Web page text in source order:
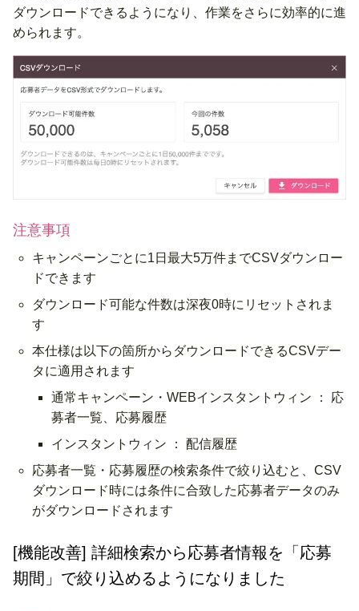
ダウンロードできるようになり、作業をさらに効率的に進
められます。
注意事項
キャンペーンごとに1日 最大5万件までCSVダウンロー
ドできます
ダウンロード可能な件数は深夜0時にリセットされま
す
本仕様は以下の箇所からダウンロードできるCSVデー
タに適用されます
通常キャンペーン・WEBインスタントウィン ： 応
募者一覧、応募履歴
インスタントウィン ： 配信履歴
応募者一覧・応募履歴の検索条件で絞り込むと、CSV
ダウンロード時には条件に合致した応募者データのみ
がダウンロードされます
[機能改善] 詳細検索から応募者情報を「応募
期間」で絞り込めるようになりました